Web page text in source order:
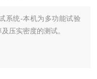
系统-本机为多功能试验
压实密度的测试。